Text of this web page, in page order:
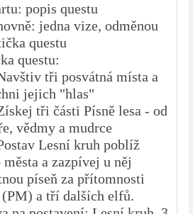
popis questu
jedna vize, odměnou
questu
questu:
tři posvátná místa a
jejich "hlas"
tři části Písně lesa - od
vědmy a mudrce
Lesní kruh poblíž
a zazpívej u něj
píseň za přítomnosti
(PM) a tří dalších elfů.